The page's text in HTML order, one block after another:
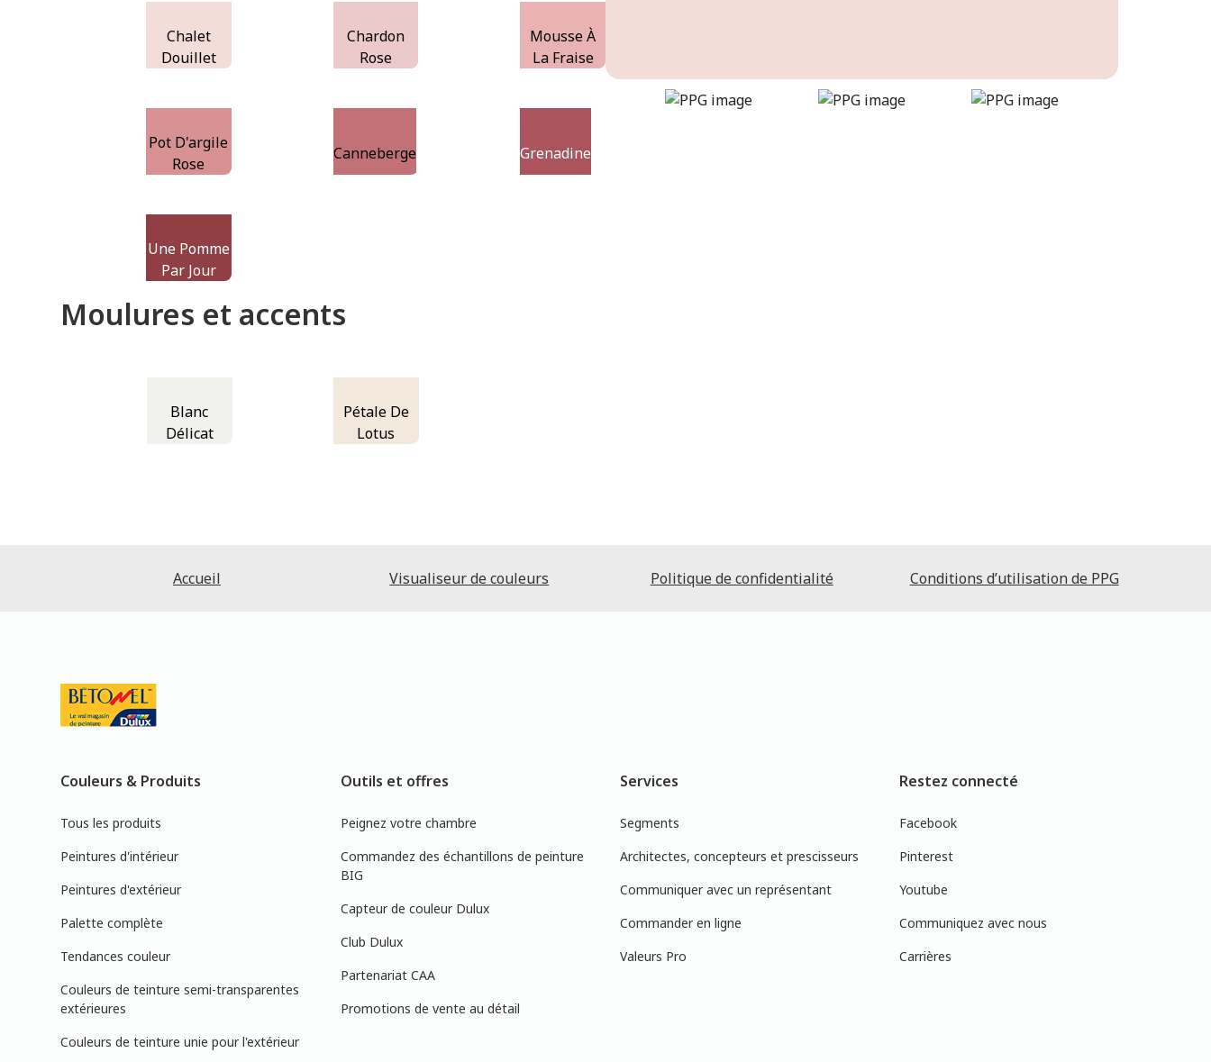
Chalet
Douillet
Chardon
Rose
Mousse À
La Fraise
Pot D'argile
Rose
Canneberge Grenadine
Une Pomme
Par Jour
Moulures et accents
Blanc
Délicat
Pétale De
Lotus
cozy-cottage
Accueil Visualiseur de couleurs Politique de confidentialité Conditions d’utilisation de PPG
Couleurs & Produits
Tous les produits
Peintures d'intérieur
Peintures d'extérieur
Palette complète
Tendances couleur
Couleurs de teinture semi-transparentes
extérieures
Couleurs de teinture unie pour l'extérieur
Outils et offres
Peignez votre chambre
Commandez des échantillons de peinture
BIG
Capteur de couleur Dulux
Club Dulux
Partenariat CAA
Promotions de vente au détail
Services
Segments
Architectes, concepteurs et prescisseurs
Communiquer avec un représentant
Commander en ligne
Valeurs Pro
Restez connecté
Facebook
Pinterest
Youtube
Communiquez avec nous
Carrières